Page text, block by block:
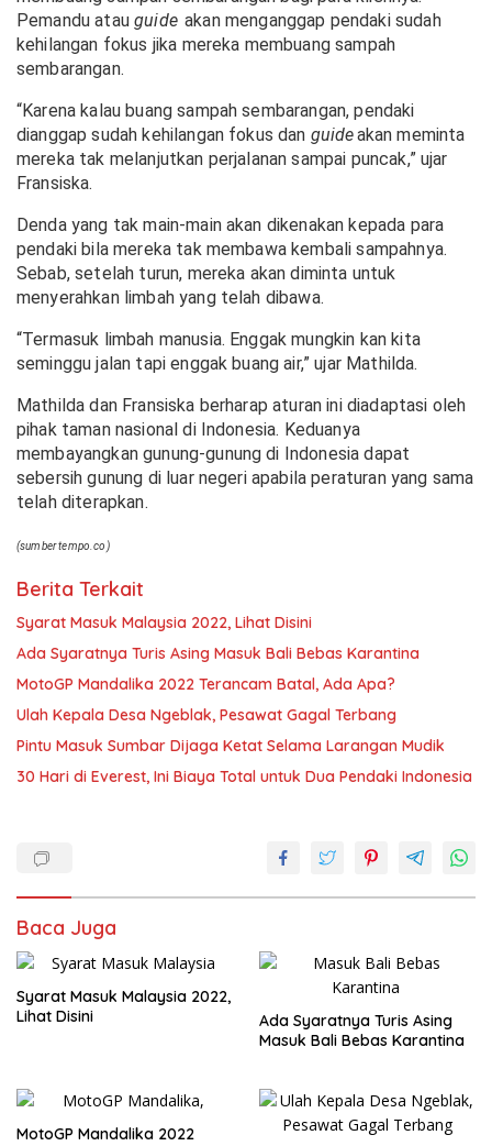
Pemandu atauguide akan menganggap pendaki sudah
kehilangan fokus jika mereka membuang sampah
sembarangan.
“Karena kalau buang sampah sembarangan, pendaki
dianggap sudah kehilangan fokus dan guideakan meminta
mereka tak melanjutkan perjalanan sampai puncak,” ujar
Fransiska.
Denda yang tak main-main akan dikenakan kepada para
pendaki bila mereka tak membawa kembali sampahnya.
Sebab, setelah turun, mereka akan diminta untuk
menyerahkan limbah yang telah dibawa.
“Termasuk limbah manusia. Enggak mungkin kan kita
seminggu jalan tapi enggak buang air,” ujar Mathilda.
Mathilda dan Fransiska berharap aturan ini diadaptasi oleh
pihak taman nasional di Indonesia. Keduanya
membayangkan gunung-gunung di Indonesia dapat
sebersih gunung di luar negeri apabila peraturan yang sama
telah diterapkan.
(sumber tempo.co)
Berita Terkait
Syarat Masuk Malaysia 2022, Lihat Disini
Ada Syaratnya Turis Asing Masuk Bali Bebas Karantina
MotoGP Mandalika 2022 Terancam Batal, Ada Apa?
Ulah Kepala Desa Ngeblak, Pesawat Gagal Terbang
Pintu Masuk Sumbar Dijaga Ketat Selama Larangan Mudik
30 Hari di Everest, Ini Biaya Total untuk Dua Pendaki Indonesia
Baca Juga
Syarat Masuk Malaysia 2022,
Lihat Disini
Ada Syaratnya Turis Asing
Masuk Bali Bebas Karantina
MotoGP Mandalika 2022